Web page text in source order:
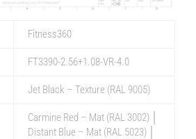
Fitness360
FT3390-2.56+1.08-VR-4.0
Jet Black – Texture (RAL 9005)
Carmine Red – Mat (RAL 3002) │
Distant Blue – Mat (RAL 5023) │